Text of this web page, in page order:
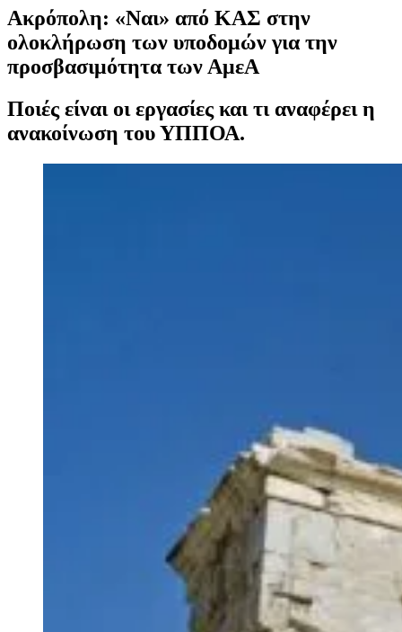
Ακρόπολη: «Ναι» από ΚΑΣ στην
ολοκλήρωση των υποδομών για την
προσβασιμότητα των ΑμεΑ
Ποιές είναι οι εργασίες και τι αναφέρει η
ανακοίνωση του ΥΠΠΟΑ.